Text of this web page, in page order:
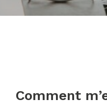
Comment